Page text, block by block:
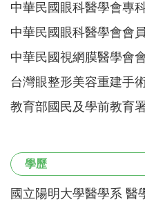
中華民國眼科醫學會專
中華民國眼科醫學會會員
中華民國視網膜醫學會
台灣眼整形美容重建手
教育部國民及學前教育
學歷
國立陽明大學醫學系 醫